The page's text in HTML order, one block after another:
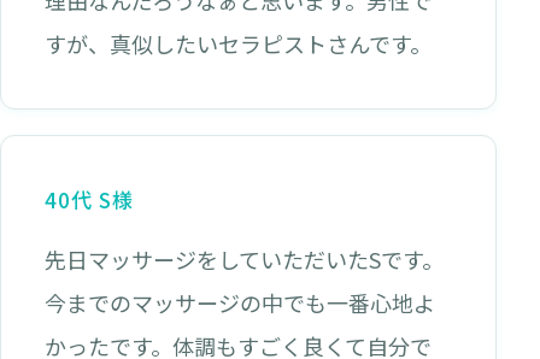
すが、真似したいセラピストさんです。
40代 S様
先日マッサージをしていただいたSです。
今までのマッサージの中でも一番心地よ
かったです。体調もすごく良くて自分で